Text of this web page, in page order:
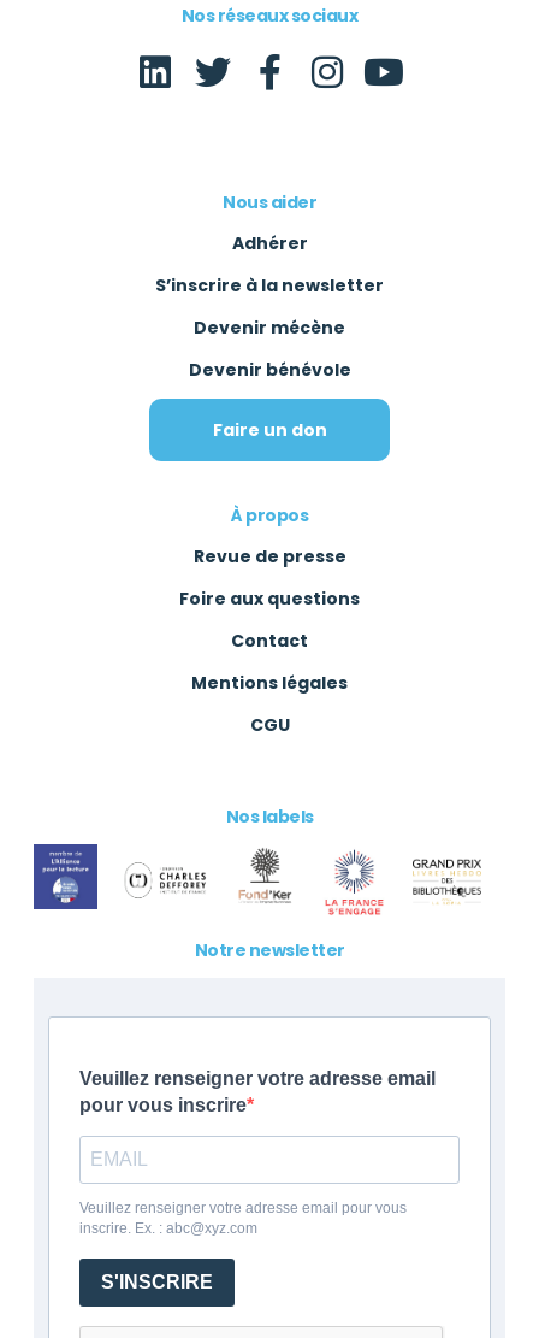
Nos réseaux sociaux
Nous aider
Adhérer
S’inscrire à la newsletter
Devenir mécène
Devenir bénévole
Faire un don
À propos
Revue de presse
Foire aux questions
Contact
Mentions légales
CGU
Nos labels
Notre newsletter
Veuillez renseigner votre adresse email
pour vous inscrire
Veuillez renseigner votre adresse email pour vous
inscrire. Ex. : abc@xyz.com
S'INSCRIRE